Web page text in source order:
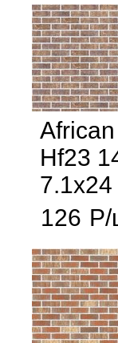
Hf23
7.1x24
126 Р/